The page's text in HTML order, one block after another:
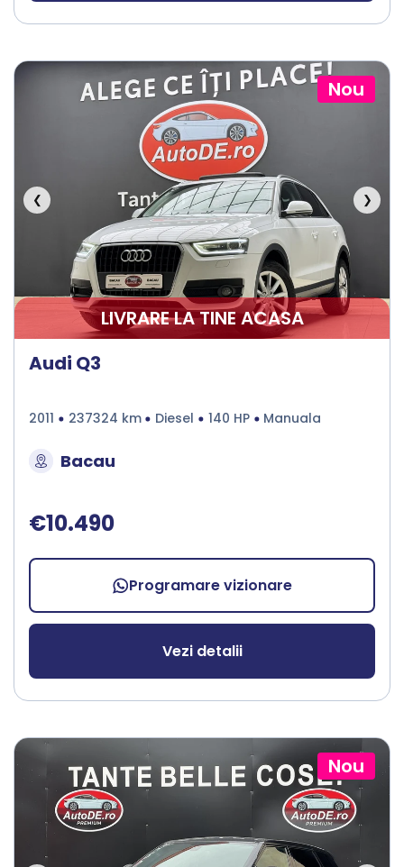
Nou
❮ ❯
LIVRARE LA TINE ACASA
Audi Q3
2011 237324 km Diesel 140 HP Manuala
Bacau
€10.490
Programare vizionare
Vezi detalii
Nou